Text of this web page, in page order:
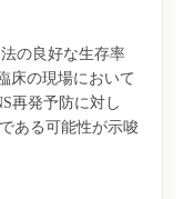
の良好な生存率
床の現場において
再発予防に対し
ある可能性が示唆